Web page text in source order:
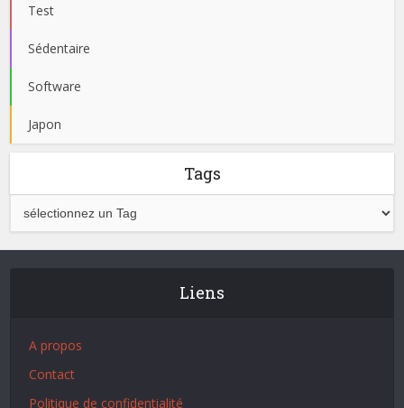
Test
Sédentaire
Software
Japon
Tags
Liens
A propos
Contact
Politique de confidentialité